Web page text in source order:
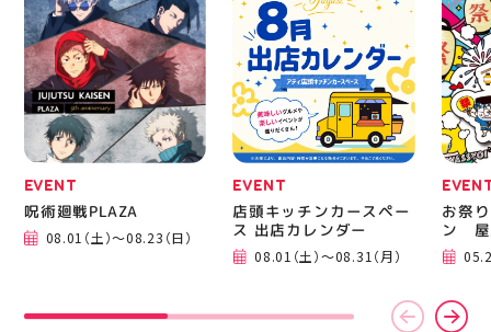
08.01（土）～08.23（日）
レンダー
評営業中！
車サービス
専門店対象]
い合わせください 写真
を横にスワイプして、完
成までの様子も見てね #
ピアネージュ #ミシン教
室 #ソーイング教室 #ミ
シン初心者 #ハンドメイ
ド 手作り 洋裁 ソーイン
グ 郡山市 郡山 福島県
手作りのある暮らし
EVENT
呪術廻戦PLAZA
08.01（土）～08.23（日）
EVENT
店頭キッチンカースペー
ス 出店カレンダー
08.01（土）～08.31（月）
お祭
ン 屋